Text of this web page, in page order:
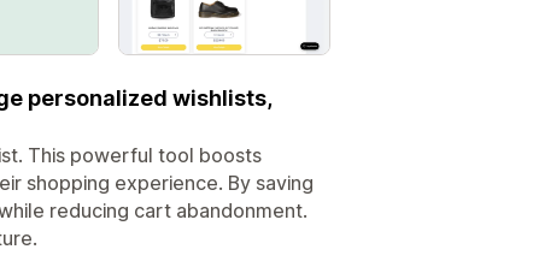
personalized wishlists,
This powerful tool boosts
shopping experience. By saving
reducing cart abandonment.